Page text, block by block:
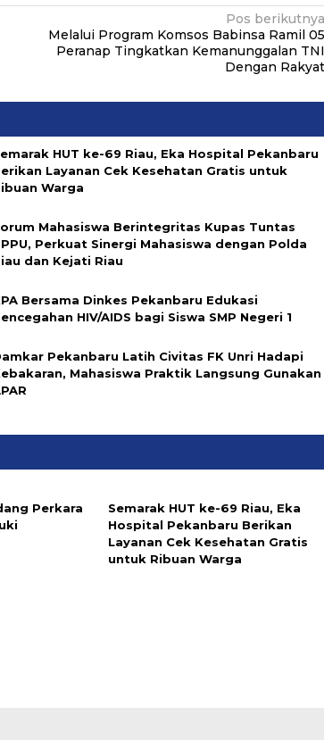
Pos berikutnya
Melalui Program Komsos Babinsa Ramil 05
Peranap Tingkatkan Kemanunggalan TNI
Dengan Rakyat
HUT ke-69 Riau, Eka Hospital Pekanbaru
Layanan Cek Kesehatan Gratis untuk
Warga
Mahasiswa Berintegritas Kupas Tuntas
Perkuat Sinergi Mahasiswa dengan Polda
dan Kejati Riau
Bersama Dinkes Pekanbaru Edukasi
HIV/AIDS bagi Siswa SMP Negeri 1
Pekanbaru Latih Civitas FK Unri Hadapi
Mahasiswa Praktik Langsung Gunakan
Perkara
‎Semarak HUT ke-69 Riau, Eka
Hospital Pekanbaru Berikan
Layanan Cek Kesehatan Gratis
untuk Ribuan Warga ‎